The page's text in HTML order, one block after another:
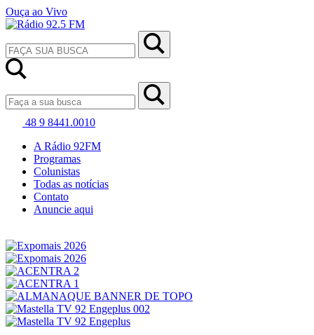
Ouça ao Vivo
48 9 8441.0010
A Rádio 92FM
Programas
Colunistas
Todas as notícias
Contato
Anuncie aqui